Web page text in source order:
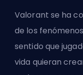
Valorant se ha
de los
sentido que
vida quieran